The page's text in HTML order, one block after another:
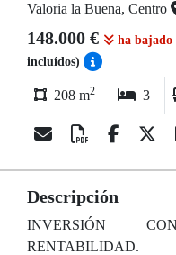
Valoria la Buena, Centro
148.000 € ha bajado
incluídos)
208 m2 3
Descripción
INVERSIÓN
RENTABILIDAD.